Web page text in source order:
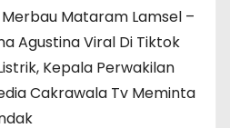
Mataram Lamsel –
Agustina Viral Di Tiktok
Kepala Perwakilan
Cakrawala Tv Meminta